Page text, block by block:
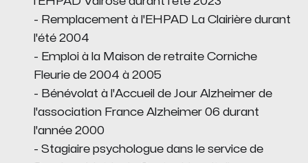
- Remplacement à l'EHPAD La Clairière durant
l'été 2004
- Emploi à la Maison de retraite Corniche
Fleurie de 2004 à 2005
- Bénévolat à l'Accueil de Jour Alzheimer de
l'association France Alzheimer 06 durant
l'année 2000
- Stagiaire psychologue dans le service de